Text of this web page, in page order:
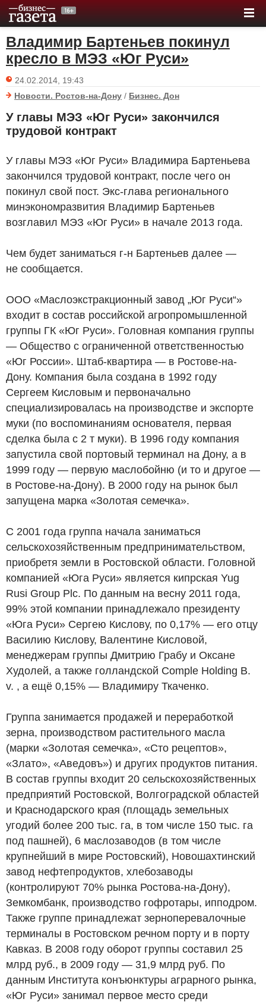
Владимир Бартеньев покинул
кресло в МЭЗ «Юг Руси»
24.02.2014, 19:43
Новости. Ростов-на-Дону / Бизнес. Дон
У главы МЭЗ «Юг Руси» закончился
трудовой контракт
У главы МЭЗ «Юг Руси» Владимира Бартеньева
закончился трудовой контракт, после чего он
покинул свой пост. Экс-глава регионального
минэкономразвития Владимир Бартеньев
возглавил МЭЗ «Юг Руси» в начале 2013 года.
Чем будет заниматься г-н Бартеньев далее —
не сообщается.
ООО «Маслоэкстракционный завод „Юг Руси“»
входит в состав российской агропромышленной
группы ГК «Юг Руси». Головная компания группы
— Общество с ограниченной ответственностью
«Юг России». Штаб-квартира — в Ростове-на-
Дону. Компания была создана в 1992 году
Сергеем Кисловым и первоначально
специализировалась на производстве и экспорте
муки (по воспоминаниям основателя, первая
сделка была с 2 т муки). В 1996 году компания
запустила свой портовый терминал на Дону, а в
1999 году — первую маслобойню (и то и другое —
в Ростове-на-Дону). В 2000 году на рынок был
запущена марка «Золотая семечка».
С 2001 года группа начала заниматься
сельскохозяйственным предпринимательством,
приобретя земли в Ростовской области. Головной
компанией «Юга Руси» является кипрская Yug
Rusi Group Plc. По данным на весну 2011 года,
99% этой компании принадлежало президенту
«Юга Руси» Сергею Кислову, по 0,17% — его отцу
Василию Кислову, Валентине Кисловой,
менеджерам группы Дмитрию Грабу и Оксане
Худолей, а также голландской Comple Holding B.
v. , а ещё 0,15% — Владимиру Ткаченко.
Группа занимается продажей и переработкой
зерна, производством растительного масла
(марки «Золотая семечка», «Сто рецептов»,
«Злато», «Аведовъ») и других продуктов питания.
В состав группы входит 20 сельскохозяйственных
предприятий Ростовской, Волгоградской областей
и Краснодарского края (площадь земельных
угодий более 200 тыс. га, в том числе 150 тыс. га
под пашней), 6 маслозаводов (в том числе
крупнейший в мире Ростовский), Новошахтинский
завод нефтепродуктов, хлебозаводы
(контролируют 70% рынка Ростова-на-Дону),
Земкомбанк, производство гофротары, ипподром.
Также группе принадлежат зерноперевалочные
терминалы в Ростовском речном порту и в порту
Кавказ. В 2008 году оборот группы составил 25
млрд руб., в 2009 году — 31,9 млрд руб. По
данным Института конъюнктуры аграрного рынка,
«Юг Руси» занимал первое место среди